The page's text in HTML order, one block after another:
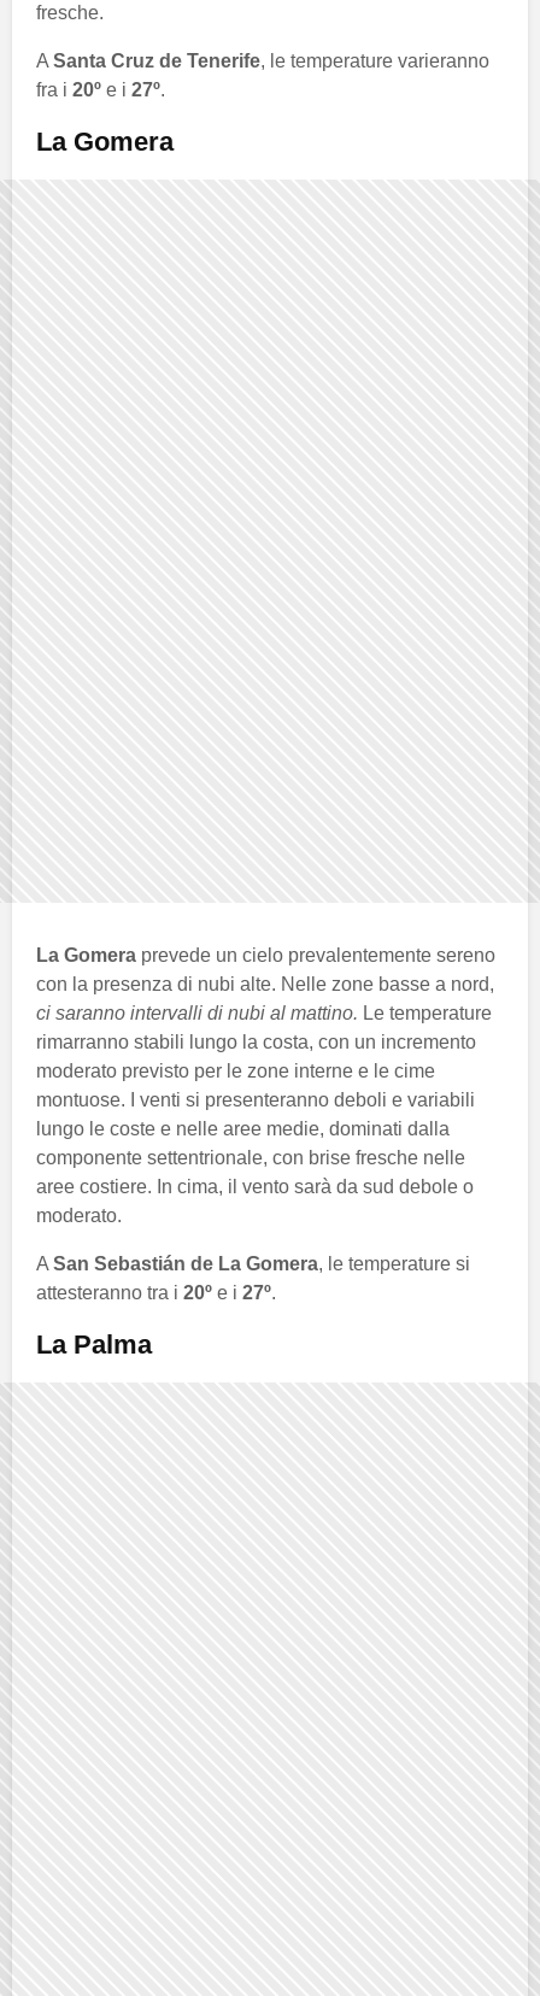
fresche.
A Santa Cruz de Tenerife, le temperature varieranno
fra i 20º e i 27º.
La Gomera
La Gomera prevede un cielo prevalentemente sereno
con la presenza di nubi alte. Nelle zone basse a nord,
ci saranno intervalli di nubi al mattino. Le temperature
rimarranno stabili lungo la costa, con un incremento
moderato previsto per le zone interne e le cime
montuose. I venti si presenteranno deboli e variabili
lungo le coste e nelle aree medie, dominati dalla
componente settentrionale, con brise fresche nelle
aree costiere. In cima, il vento sarà da sud debole o
moderato.
A San Sebastián de La Gomera, le temperature si
attesteranno tra i 20º e i 27º.
La Palma